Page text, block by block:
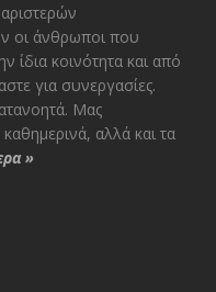
οι άνθρωποι που
ίδια κοινότητα και από
για συνεργασίες.
Μας
αλλά και τα
»